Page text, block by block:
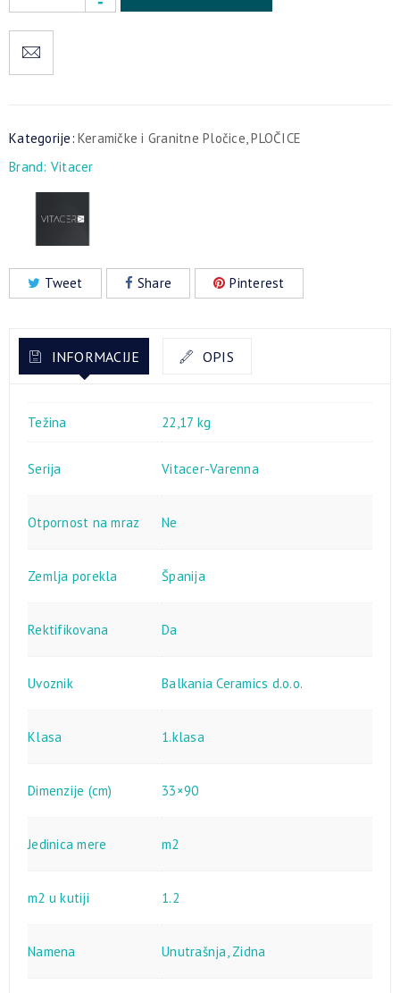
Kategorije: Keramičke i Granitne Pločice,PLOČICE
Brand: Vitacer
Tweet Share Pinterest
INFORMACIJE OPIS
Težina 22,17 kg
Serija Vitacer-Varenna
Otpornost na mraz Ne
Zemlja porekla Španija
Rektifikovana Da
Uvoznik Balkania Ceramics d.o.o.
Klasa 1.klasa
Dimenzije (cm) 33×90
Jedinica mere m2
m2 u kutiji 1.2
Namena Unutrašnja, Zidna